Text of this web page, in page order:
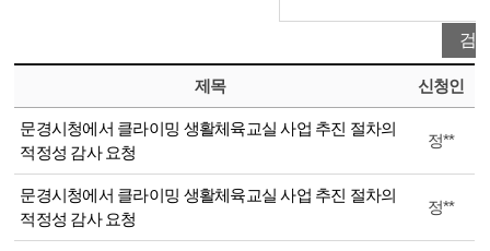
제목 신청인
문경시청에서 클라이밍 생활체육교실 사업 추진 절차의
적정성 감사 요청
정**
문경시청에서 클라이밍 생활체육교실 사업 추진 절차의
적정성 감사 요청
정**